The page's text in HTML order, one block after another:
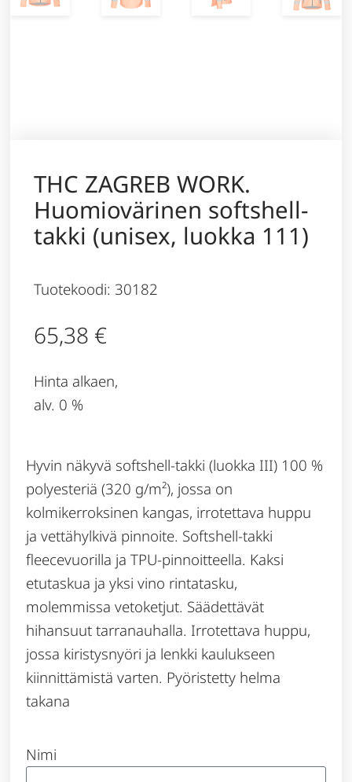
THC ZAGREB WORK.
Huomiovärinen softshell-
takki (unisex, luokka 111)
Tuotekoodi: 30182
65,38 €
Hinta alkaen,
alv. 0 %
Hyvin näkyvä softshell-takki (luokka III) 100 %
polyesteriä (320 g/m²), jossa on
kolmikerroksinen kangas, irrotettava huppu
ja vettähylkivä pinnoite. Softshell-takki
fleecevuorilla ja TPU-pinnoitteella. Kaksi
etutaskua ja yksi vino rintatasku,
molemmissa vetoketjut. Säädettävät
hihansuut tarranauhalla. Irrotettava huppu,
jossa kiristysnyöri ja lenkki kaulukseen
kiinnittämistä varten. Pyöristetty helma
takana
Nimi